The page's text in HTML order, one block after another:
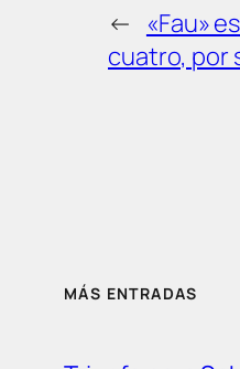
← «Fau»
cuatro, por
MÁS ENTRADAS